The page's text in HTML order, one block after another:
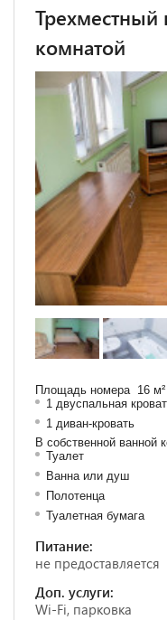
Трехместный
комнатой
Площадь номера 16 м²
1 двуспальная
1 диван-кровать
В собственной ванной
Туалет
Ванна или душ
Полотенца
Туалетная бумага
Питание:
не предоставляется
Доп. услуги:
Wi-Fi, парковка